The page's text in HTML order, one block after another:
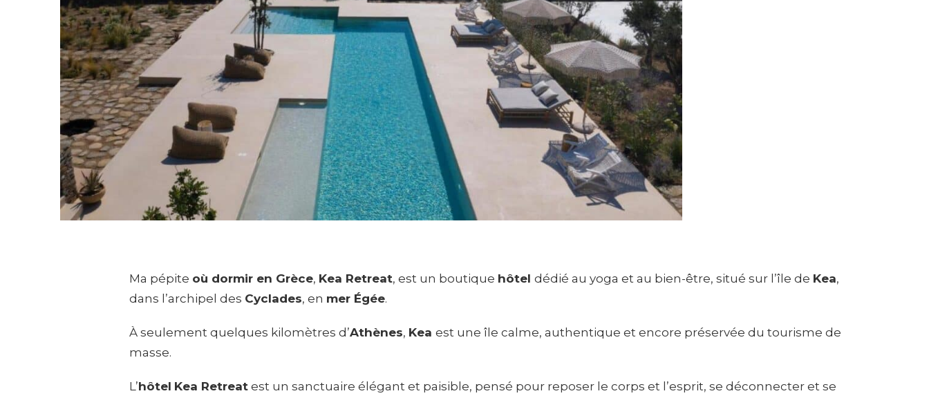
Ma pépite où dormir en Grèce, Kea Retreat, est un boutique hôtel dédié au yoga et au bien-être, situé sur l’île de Kea,
dans l’archipel des Cyclades, en mer Égée.
À seulement quelques kilomètres d’Athènes, Kea est une île calme, authentique et encore préservée du tourisme de
masse.
L’hôtel Kea Retreat est un sanctuaire élégant et paisible, pensé pour reposer le corps et l’esprit, se déconnecter et se